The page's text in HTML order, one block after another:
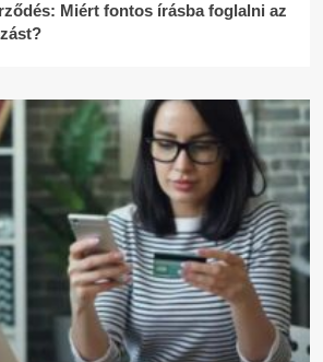
Miért fontos írásba foglalni az